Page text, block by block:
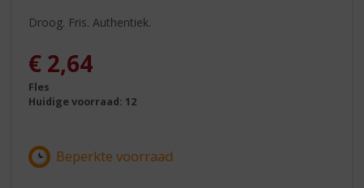
Droog. Fris. Authentiek.
€ 2,64
Fles
Huidige voorraad: 12